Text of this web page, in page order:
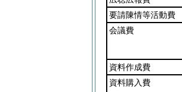
要請陳情等活動費
会議費
資料作成費
資料購入費